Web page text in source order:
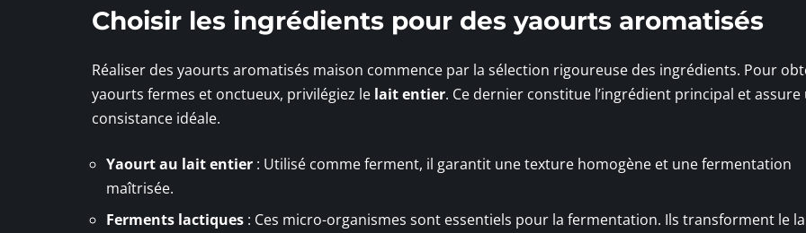
Choisir les ingrédients pour des yaourts aromatisés
Réaliser des yaourts aromatisés maison commence par la sélection rigoureuse des ingrédients. Pour
yaourts fermes et onctueux, privilégiez le lait entier. Ce dernier constitue l’ingrédient principal et assure
consistance idéale.
Yaourt au lait entier : Utilisé comme ferment, il garantit une texture homogène et une fermentation
maîtrisée.
Ferments lactiques : Ces micro-organismes sont essentiels pour la fermentation. Ils transforment le